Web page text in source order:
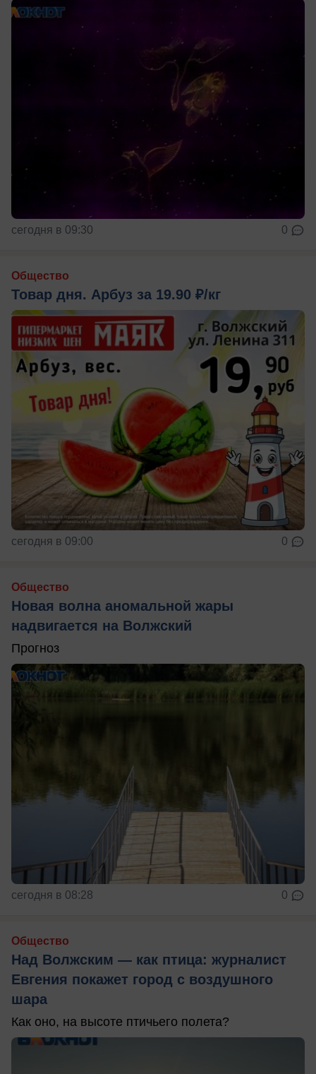
сегодня в 09:30 0
Общество
Товар дня. Арбуз за 19.90 ₽/кг
сегодня в 09:00 0
Общество
Новая волна аномальной жары
надвигается на Волжский
Прогноз
сегодня в 08:28 0
Общество
Над Волжским — как птица: журналист
Евгения покажет город с воздушного
шара
Как оно, на высоте птичьего полета?